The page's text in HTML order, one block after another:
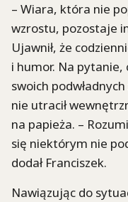
– Wiara, która nie
wzrostu, pozostaje
Ujawnił, że
i humor. Na
swoich
nie utracił
na papieża. –
się niektórym nie
dodał Franciszek.
Nawiązując do